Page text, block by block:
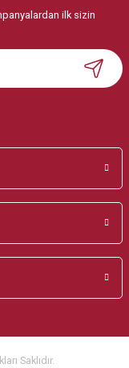
ilk sizin
Saklıdır.